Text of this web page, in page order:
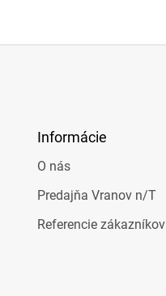
Informácie
O nás
Predajňa Vranov n/T
Referencie zákazníkov